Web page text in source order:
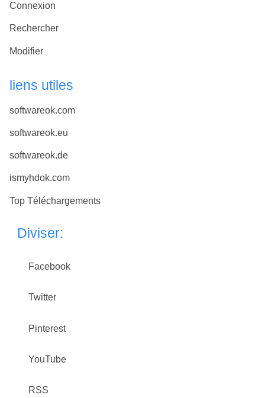
Connexion
Rechercher
Modifier
liens utiles
softwareok.com
softwareok.eu
softwareok.de
ismyhdok.com
Top Téléchargements
Diviser:
Facebook
Twitter
Pinterest
YouTube
RSS